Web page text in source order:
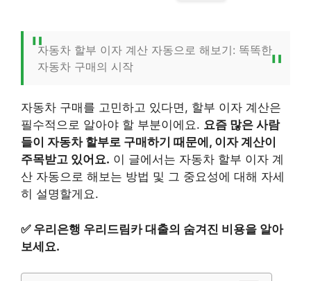
자동차 할부 이자 계산 자동으로 해보기: 똑똑한
자동차 구매의 시작
자동차 구매를 고민하고 있다면, 할부 이자 계산은
필수적으로 알아야 할 부분이에요. 요즘 많은 사람
들이 자동차 할부로 구매하기 때문에, 이자 계산이
주목받고 있어요. 이 글에서는 자동차 할부 이자 계
산 자동으로 해보는 방법 및 그 중요성에 대해 자세
히 설명할게요.
✅ 우리은행 우리드림카 대출의 숨겨진 비용을 알아
보세요.